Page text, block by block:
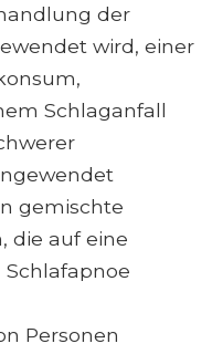
der
wird, einer
Schlaganfall
gemischte
die auf eine
Personen